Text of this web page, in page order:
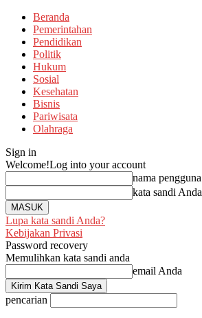
Beranda
Pemerintahan
Pendidikan
Politik
Hukum
Sosial
Kesehatan
Bisnis
Pariwisata
Olahraga
Sign in
Welcome!Log into your account
nama pengguna
kata sandi Anda
Lupa kata sandi Anda?
Kebijakan Privasi
Password recovery
Memulihkan kata sandi anda
email Anda
pencarian